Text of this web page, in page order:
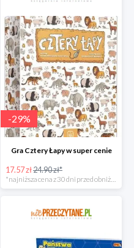
-29%
Gra Cztery Łapy w super cenie
17.57 zł24.90 zł*